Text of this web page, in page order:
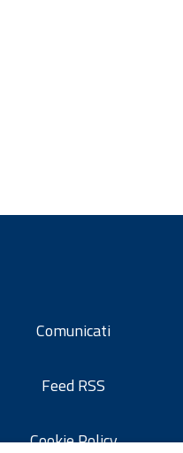
Comunicati
Feed RSS
Cookie Policy